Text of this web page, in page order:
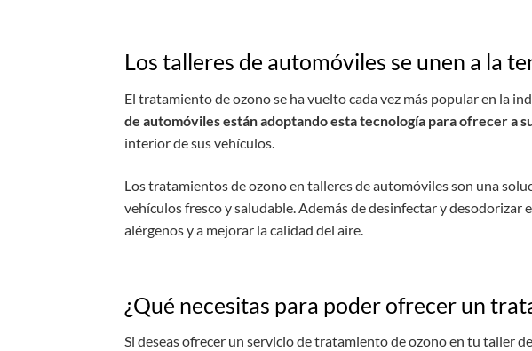
Los talleres de automóviles se unen a la
El tratamiento de ozono se ha vuelto cada vez más popular en la
de automóviles están adoptando esta tecnología para ofrecer a
interior de sus vehículos.
Los tratamientos de ozono en talleres de automóviles son una
vehículos fresco y saludable. Además de desinfectar y
alérgenos y a mejorar la calidad del aire.
¿Qué necesitas para poder ofrecer un
Si deseas ofrecer un servicio de tratamiento de ozono en tu taller